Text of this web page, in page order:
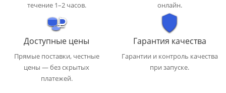
течение 1–2 часов.
онлайн.
Доступные цены
Прямые поставки, честные
цены — без скрытых
платежей.
Гарантия качества
Гарантии и контроль качества
при запуске.